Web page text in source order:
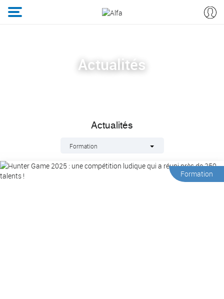
Actualités
Actualités
Formation
Formation